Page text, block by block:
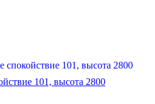
101, высота 2800